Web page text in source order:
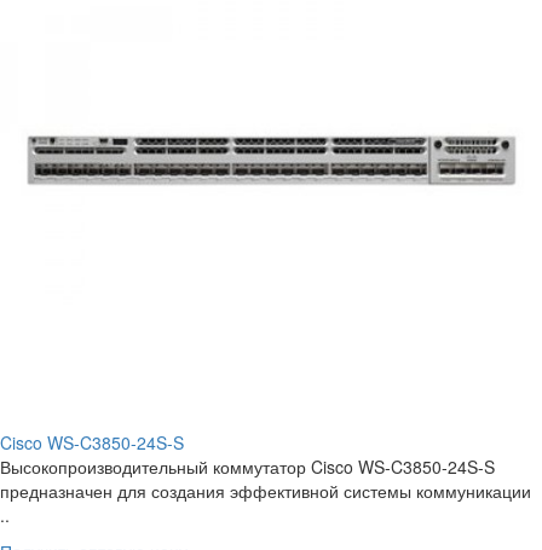
Cisco WS-C3850-24S-S
Высокопроизводительный коммутатор Cisco WS-C3850-24S-S
предназначен для создания эффективной системы коммуникации
..